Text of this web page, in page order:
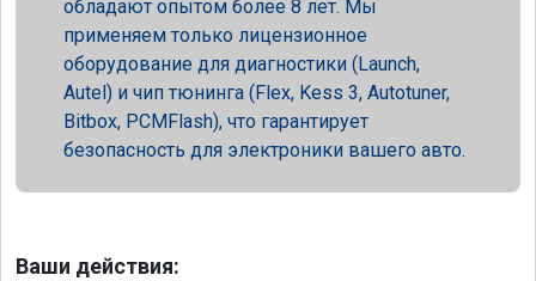
обладают опытом более 8 лет. Мы
применяем только лицензионное
оборудование для диагностики (Launch,
Autel) и чип тюнинга (Flex, Kess 3, Autotuner,
Bitbox, PCMFlash), что гарантирует
безопасность для электроники вашего авто.
Ваши действия: